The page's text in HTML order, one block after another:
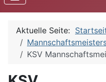
Aktuelle Seite:
KSV